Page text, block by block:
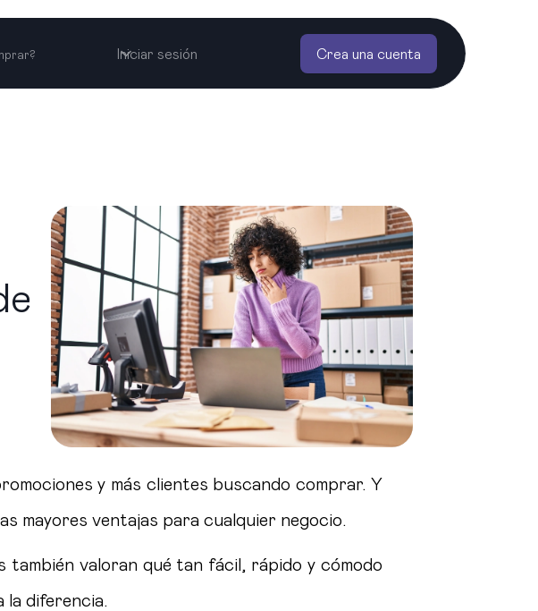
Iniciar sesión Crea una cuenta
y más clientes buscando comprar. Y
mayores ventajas para cualquier negocio.
valoran qué tan fácil, rápido y cómodo
la diferencia.